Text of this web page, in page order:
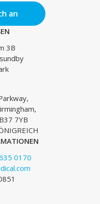
an
3B
7YB
0170